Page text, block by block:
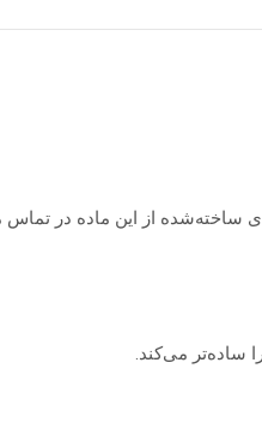
ساخته‌شده از این ماده در تماس